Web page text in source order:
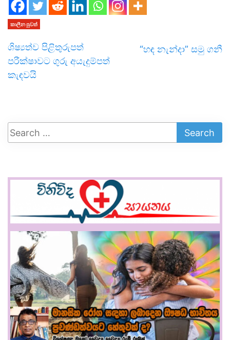
කාලීන පුවත්
ශිෂ්‍යත්ව පිළිතුරුපත්
පරීක්ෂාවට ගුරු අයැදුම්පත්
කැඳවයි
“හඳ නැන්දා” සමු ගනී